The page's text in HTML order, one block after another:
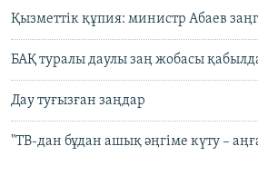
Қызметтік құпия: министр Абаев
БАҚ туралы даулы заң жобасы
Дау туғызған заңдар
"ТВ-дан бұдан ашық әңгіме күту –